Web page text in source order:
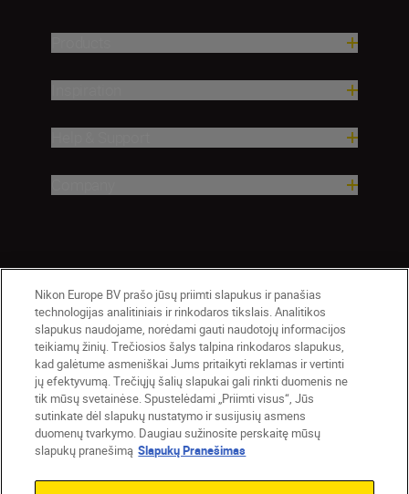
Lietuva Nikon Sites
Contact Us Privacy Notice
Terms of Use
Cookie Notice
Cookie Settings
© 2026 Nikon
Nikon Europe BV prašo jūsų priimti slapukus ir panašias
technologijas analitiniais ir rinkodaros tikslais. Analitikos
slapukus naudojame, norėdami gauti naudotojų informacijos
teikiamų žinių. Trečiosios šalys talpina rinkodaros slapukus,
kad galėtume asmeniškai Jums pritaikyti reklamas ir vertinti
jų efektyvumą. Trečiųjų šalių slapukai gali rinkti duomenis ne
tik mūsų svetainėse. Spustelėdami „Priimti visus“, Jūs
sutinkate dėl slapukų nustatymo ir susijusių asmens
duomenų tvarkymo. Daugiau sužinosite perskaitę mūsų
slapukų pranešimą Slapukų Pranešimas